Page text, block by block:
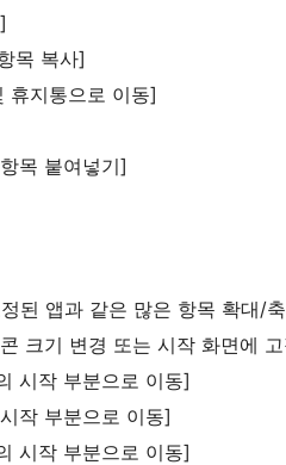
목 복사]
휴지통으로 이동]
목 붙여넣기]
된 앱과 같은 많은 항목 확대/
크기 변경 또는 시작 화면에
시작 부분으로 이동]
작 부분으로 이동]
시작 부분으로 이동]